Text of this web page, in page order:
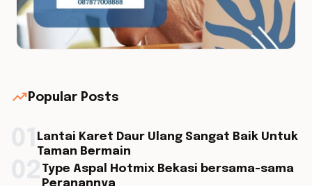
trending_up Popular Posts
Lantai Karet Daur Ulang Sangat Baik Untuk
Taman Bermain
Type Aspal Hotmix Bekasi bersama-sama
Peranannya